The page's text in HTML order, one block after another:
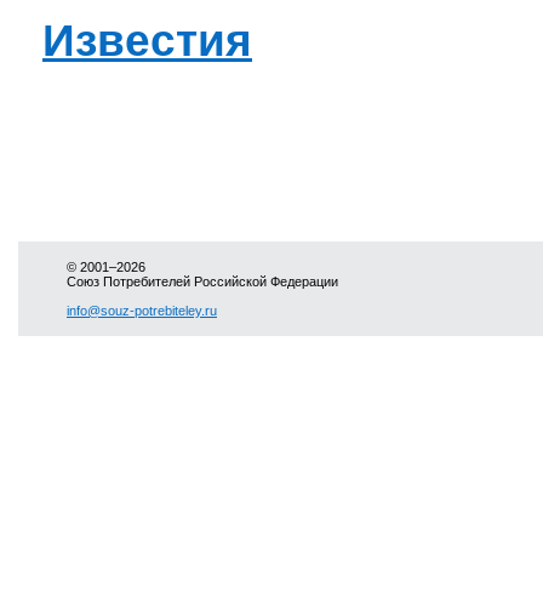
Известия
© 2001–2026
Союз Потребителей Российской Федерации
info@souz-potrebiteley.ru